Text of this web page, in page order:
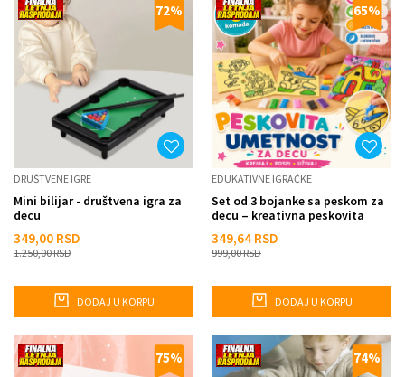
72%
DRUŠTVENE IGRE
Mini bilijar - društvena igra za
decu
349,00 RSD
1.250,00RSD
DODAJ U KORPU
65%
EDUKATIVNE IGRAČKE
Set od 3 bojanke sa peskom za
decu – kreativna peskovita
349,64 RSD
999,00RSD
DODAJ U KORPU
75% 74%